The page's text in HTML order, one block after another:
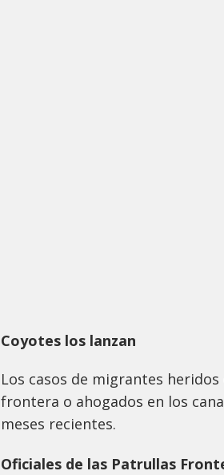
Coyotes los lanzan
Los casos de migrantes
frontera o ahogados en los
meses recientes.
Oficiales de las Patrullas